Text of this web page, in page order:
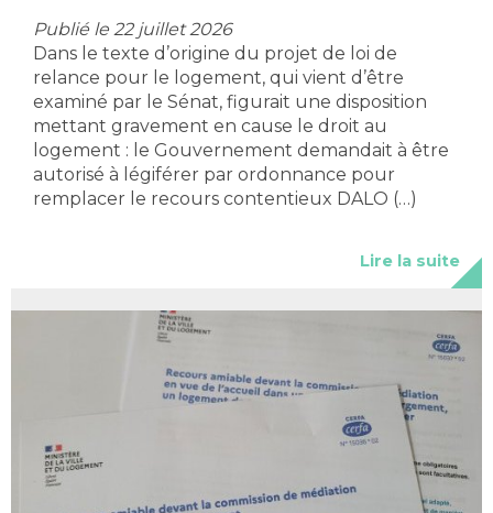
Publié le 22 juillet 2026
Dans le texte d’origine du projet de loi de
relance pour le logement, qui vient d’être
examiné par le Sénat, figurait une disposition
mettant gravement en cause le droit au
logement : le Gouvernement demandait à être
autorisé à légiférer par ordonnance pour
remplacer le recours contentieux DALO (…)
Lire la suite